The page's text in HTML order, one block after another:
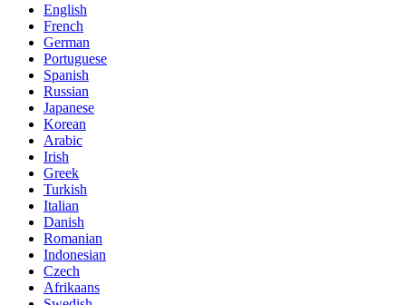
English
French
German
Portuguese
Spanish
Russian
Japanese
Korean
Arabic
Irish
Greek
Turkish
Italian
Danish
Romanian
Indonesian
Czech
Afrikaans